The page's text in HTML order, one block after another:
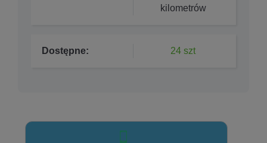
kilometrów
Dostępne: 24 szt